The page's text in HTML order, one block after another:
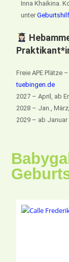
Inna Khaikina.
unter
Freie APE Plätze
tuebingen.de
2027 – April, ab
2028 – Jan.,
2029 – ab Januar